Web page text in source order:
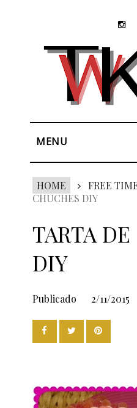
MENU
HOME FREE
CHUCHES DIY
TARTA
DIY
Publicado 2/11/2015